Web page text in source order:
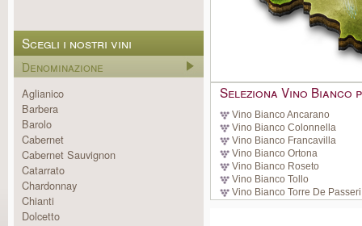
Scegli i nostri vini
Denominazione
Aglianico
Barbera
Barolo
Cabernet
Cabernet Sauvignon
Catarrato
Chardonnay
Chianti
Dolcetto
Seleziona Vino
Vino Bianco Ancarano
Vino Bianco Colonnella
Vino Bianco Francavilla
Vino Bianco Ortona
Vino Bianco Roseto
Vino Bianco Tollo
Vino Bianco Torre De Passeri